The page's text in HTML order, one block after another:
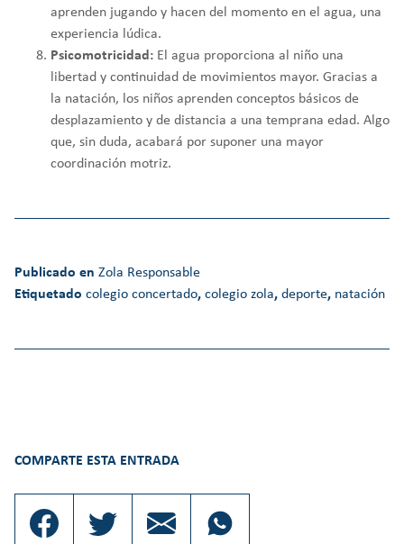
aprenden jugando y hacen del momento en el agua, una
experiencia lúdica.
Psicomotricidad: El agua proporciona al niño una
libertad y continuidad de movimientos mayor. Gracias a
la natación, los niños aprenden conceptos básicos de
desplazamiento y de distancia a una temprana edad. Algo
que, sin duda, acabará por suponer una mayor
coordinación motriz.
Publicado en Zola Responsable
Etiquetado colegio concertado, colegio zola, deporte, natación
COMPARTE ESTA ENTRADA